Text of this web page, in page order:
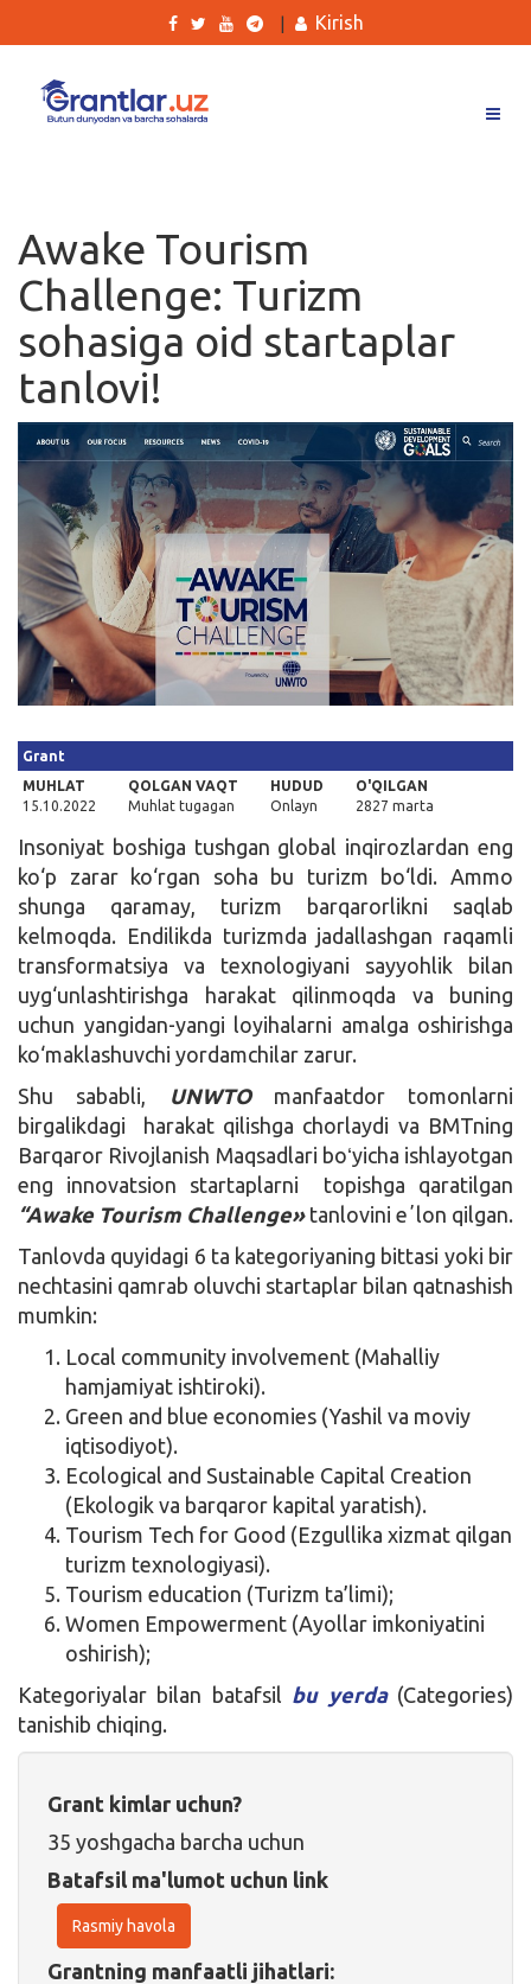
Ishlar
Kurslar
Blog
Yana
Qidirish
Kirish
Kirish
Awake Tourism
Challenge: Turizm
sohasiga oid startaplar
tanlovi!
Grant
MUHLAT
15.10.2022
QOLGAN VAQT
Muhlat tugagan
HUDUD
Onlayn
O'QILGAN
2827 marta
Insoniyat boshiga tushgan global inqirozlardan eng
ko‘p zarar ko‘rgan soha bu turizm bo‘ldi. Ammo
shunga qaramay, turizm barqarorlikni saqlab
kelmoqda. Endilikda turizmda jadallashgan raqamli
transformatsiya va texnologiyani sayyohlik bilan
uyg‘unlashtirishga harakat qilinmoqda va buning
uchun yangidan-yangi loyihalarni amalga oshirishga
ko‘maklashuvchi yordamchilar zarur.
Shu sababli,
UNWTO manfaatdor tomonlarni
birgalikdagi harakat qilishga chorlaydi va BMTning
Barqaror Rivojlanish Maqsadlari boʻyicha ishlayotgan
eng innovatsion startaplarni topishga qaratilgan
“Awake Tourism Challenge»tanlovini eʼlon qilgan.
Tanlovda quyidagi 6 ta kategoriyaning bittasi yoki bir
nechtasini qamrab oluvchi startaplar bilan qatnashish
mumkin:
Local community involvement (Mahalliy
hamjamiyat ishtiroki).
Green and blue economies (Yashil va moviy
iqtisodiyot).
Ecological and Sustainable Capital Creation
(Ekologik va barqaror kapital yaratish).
Tourism Tech for Good (Ezgullika xizmat qilgan
turizm texnologiyasi).
Tourism education (Turizm ta’limi);
Women Empowerment (Ayollar imkoniyatini
oshirish);
Kategoriyalar bilan batafsil bu yerda(Categories)
tanishib chiqing.
Grant kimlar uchun?
35 yoshgacha barcha uchun
Batafsil ma'lumot uchun link
Rasmiy havola
Grantning manfaatli jihatlari: